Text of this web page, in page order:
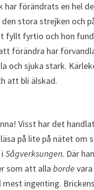
har förändrats en hel
stora strejken och
fyllt fyrtio och hon
förändra har
och sjuka stark.
att bli älskad.
Visst har det
på lite på nätet om
iSågverksungen. Där
som att allaborde
ingenting.